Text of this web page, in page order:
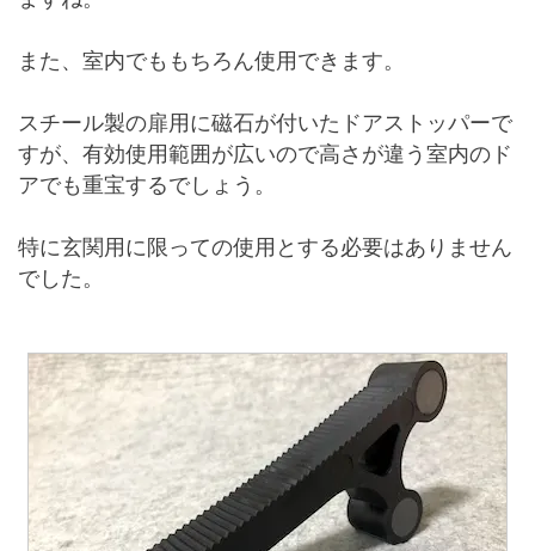
また、室内でももちろん使用できます。
スチール製の扉用に磁石が付いたドアストッパーで
すが、有効使用範囲が広いので高さが違う室内のド
アでも重宝するでしょう。
特に玄関用に限っての使用とする必要はありません
でした。